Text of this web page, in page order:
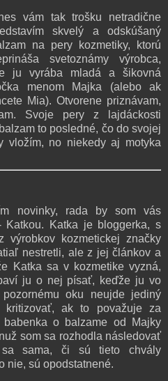
vám tak trošku netradične
skvelý a odskúšaný
na pery kozmetiky, ktorú
svetoznámy výrobca,
ju vyrába mladá a šikovná
menom Majka (alebo ak
Mia). Otvorene priznávam,
Svoje pery z lajdáckosti
to posledné, čo do svojej
vložím, no niekedy aj motyka
novinky, rada by som vás
Katka je bloggerka, s
výrobkov kozmetickej značky
nestretli, ale z jej článkov a
Katka sa v kozmetike vyzná,
ju o nej písať, keďže ju vo
oku neujde jediný
ak to považuje za
babenka o balzame od Majky
som sa rozhodla následovať
sama, či sú tieto chvály
nie, sú opodstatnené.